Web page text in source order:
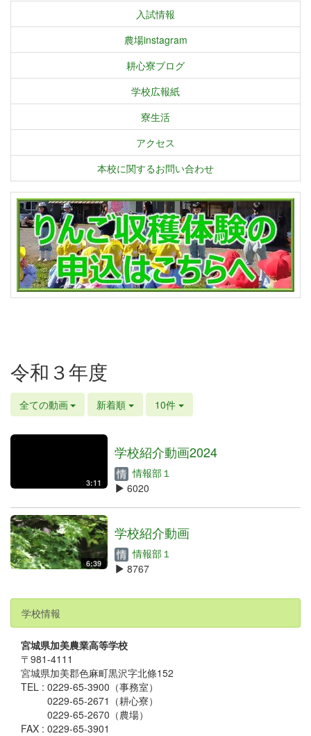
入試情報
農場instagram
耕心寮ブログ
学校広報紙
寮生活
アクセス
本校に関するお問い合わせ
令和３年度
全ての動画 新着順 10件
3:11
学校紹介動画2024
情報部１
6020
6:39
学校紹介動画
情報部１
8767
学校情報
宮城県加美農業高等学校
〒981-4111
宮城県加美郡色麻町黒沢字北條152
TEL : 0229-65-3900（事務室）
0229-65-2671（耕心寮）
0229-65-2670（農場）
FAX : 0229-65-3901